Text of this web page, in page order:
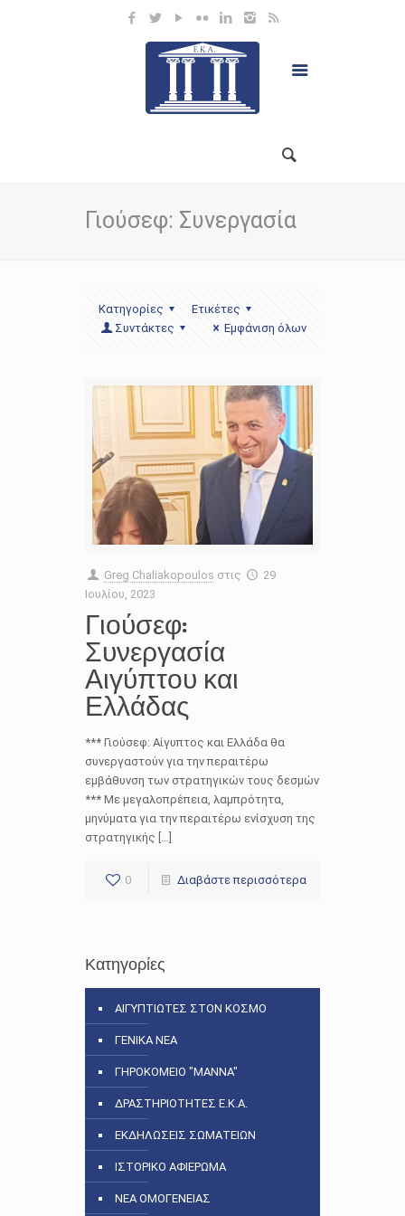
Γιούσεφ: Συνεργασία
Κατηγορίες
Ετικέτες
Συντάκτες
Εμφάνιση όλων
Greg Chaliakopoulos στις
29
Ιουλίου, 2023
Γιούσεφ:
Συνεργασία
Αιγύπτου και
Ελλάδας
*** Γιούσεφ: Αίγυπτος και Ελλάδα θα
συνεργαστούν για την περαιτέρω
εμβάθυνση των στρατηγικών τους δεσμών
*** Με μεγαλοπρέπεια, λαμπρότητα,
μηνύματα για την περαιτέρω ενίσχυση της
στρατηγικής […]
0 Διαβάστε περισσότερα
Κατηγορίες
ΑΙΓΥΠΤΙΩΤΕΣ ΣΤΟΝ ΚΟΣΜΟ
ΓΕΝΙΚΑ ΝΕΑ
ΓΗΡΟΚΟΜΕΙΟ "ΜΑΝΝΑ"
ΔΡΑΣΤΗΡΙΟΤΗΤΕΣ Ε.Κ.Α.
ΕΚΔΗΛΩΣΕΙΣ ΣΩΜΑΤΕΙΩΝ
ΙΣΤΟΡΙΚΟ ΑΦΙΕΡΩΜΑ
ΝΕΑ ΟΜΟΓΕΝΕΙΑΣ